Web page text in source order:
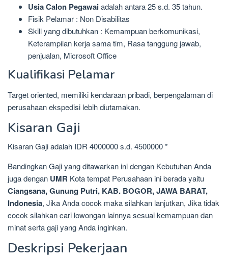
Usia Calon Pegawaiadalah antara 25 s.d. 35 tahun.
Fisik Pelamar : Non Disabilitas
Skill yang dibutuhkan : Kemampuan berkomunikasi,
Keterampilan kerja sama tim, Rasa tanggung jawab,
penjualan, Microsoft Office
Kualifikasi Pelamar
Target oriented, memiliki kendaraan pribadi, berpengalaman di
perusahaan ekspedisi lebih diutamakan.
Kisaran Gaji
Kisaran Gaji adalah IDR 4000000 s.d. 4500000 *
Bandingkan Gaji yang ditawarkan ini dengan Kebutuhan Anda
juga dengan UMR Kota tempat Perusahaan ini berada yaitu
Ciangsana, Gunung Putri, KAB. BOGOR, JAWA BARAT,
Indonesia, Jika Anda cocok maka silahkan lanjutkan, Jika tidak
cocok silahkan cari lowongan lainnya sesuai kemampuan dan
minat serta gaji yang Anda inginkan.
Deskripsi Pekerjaan